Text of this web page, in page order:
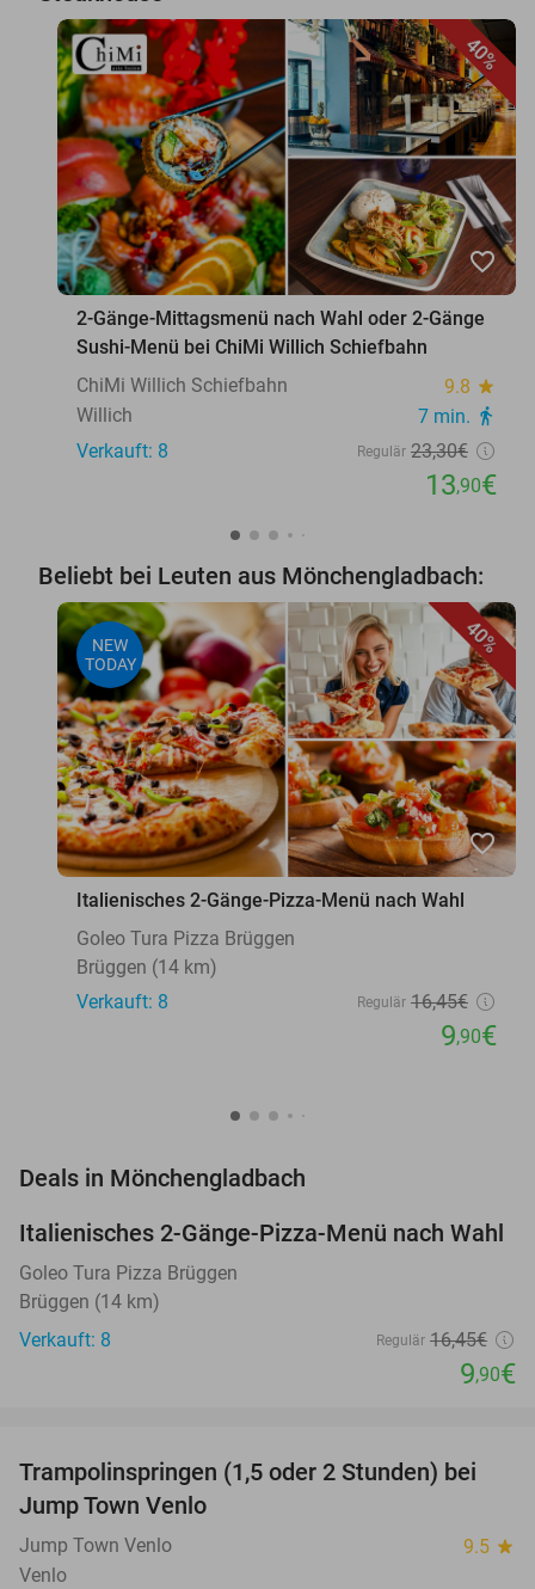
40%
favorite_border
2-Gänge-Mittagsmenü nach Wahl oder 2-Gänge
Sushi-Menü bei ChiMi Willich Schiefbahn
ChiMi Willich Schiefbahn
9.8 star
Willich 7 min. directions_walk
Verkauft: 8 Regulär 23,30€
13,90€
Beliebt bei Leuten aus Mönchengladbach:
40%
NEW
TODAY
favorite_border
Italienisches 2-Gänge-Pizza-Menü nach Wahl
Goleo Tura Pizza Brüggen
Brüggen (14 km)
Verkauft: 8
Regulär 16,45€
9,90€
Deals in Mönchengladbach
40%
TODAY
Italienisches 2-Gänge-Pizza-Menü nach Wahl
Goleo Tura Pizza Brüggen
Brüggen (14 km)
Verkauft: 8
Regulär 16,45€
9,90€
40%
Trampolinspringen (1,5 oder 2 Stunden) bei
Jump Town Venlo
Jump Town Venlo 9.5 star
Venlo